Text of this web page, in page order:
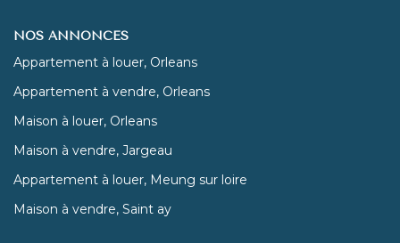
NOS ANNONCES
Appartement à louer, Orleans
Appartement à vendre, Orleans
Maison à louer, Orleans
Maison à vendre, Jargeau
Appartement à louer, Meung sur loire
Maison à vendre, Saint ay